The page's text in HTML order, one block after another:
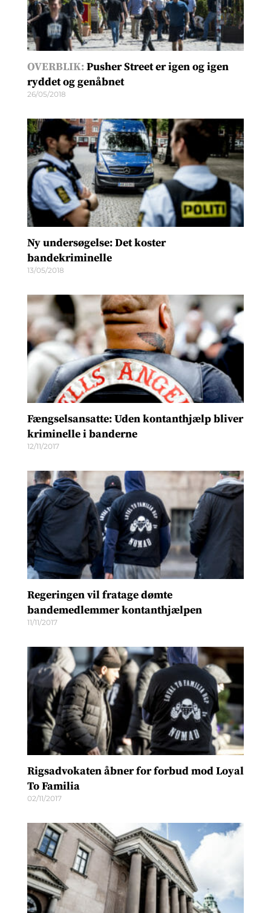
OVERBLIK:Pusher Street er igen og igen
ryddet og genåbnet
26/05/2018
Ny undersøgelse: Det koster
bandekriminelle
13/05/2018
Fængselsansatte: Uden kontanthjælp bliver
kriminelle i banderne
12/11/2017
Regeringen vil fratage dømte
bandemedlemmer kontanthjælpen
11/11/2017
Rigsadvokaten åbner for forbud mod Loyal
To Familia
02/11/2017